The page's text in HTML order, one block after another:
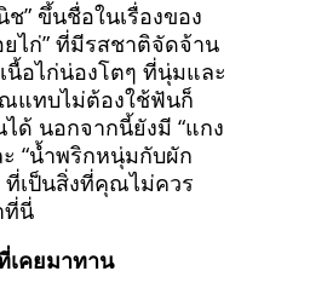
ช” ขึ้นชื่อในเรื่องของ
ยไก่” ที่มีรสชาติจัดจ้าน
นื้อไก่น่องโตๆ ที่นุ่มและ
แทบไม่ต้องใช้ฟันก็
ด้ นอกจากนี้ยังมี “แกง
ะ “น้ำพริกหนุ่มกับผัก
ที่เป็นสิ่งที่คุณไม่ควร
ที่นี่
เคยมาทาน